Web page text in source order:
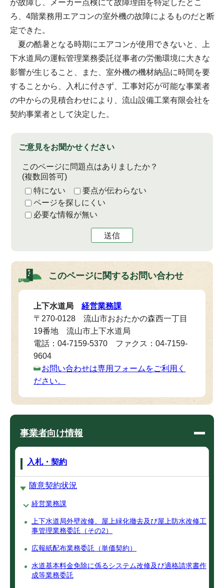
が故障し、メーカー点検にて故障理由を特定したとこ
ろ、4階業務用エアコンの室外機の故障によるものだと断
定できた。
夏の酷暑となる時期にエアコンが使用できないと、上
下水道局の運転管理業務委託従事者の労働環境に大きな
影響が生じること、また、室外機の機材納品に時間を要
することから、入札に付さず、工事対応が可能な事業者
の中からの見積合わせにより、流山設備工業有限会社を
契約事業者として決定した。
ご意見をお聞かせください
このページに問題点はありましたか？
(複数回答可)
特にない
要点が伝わらない
ページを探しにくい
必要な情報が無い
送信
このページに関するお問い合わせ
上下水道局経営業務課
〒270-0128 流山市おおたかの森西一丁目
19番地 流山市上下水道局
電話：04-7159-5370 ファクス：04-7159-
9604
お問い合わせは専用フォームをご利用く
ださい。
事業者向け情報
入札・契約
随意契約状況
経営業務課
上下水道局外壁改修、屋上緑化撤去及び屋上防水改修工
事管理業務委託（その2）
広報紙配布業務委託（単価契約）
水道基本料金免除に係るシステム改修及び適格請求書作
成等業務委託